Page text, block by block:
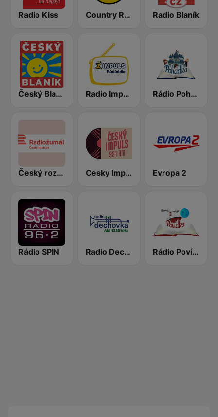
Radio Kiss Country Radio Radio Blaník
Český Blaník Radio Impuls Rádio Pohádka
Český rozhlas Radiožurnál Cesky Impuls Evropa 2
Rádio SPIN Radio Dechovka Rádio Povídka